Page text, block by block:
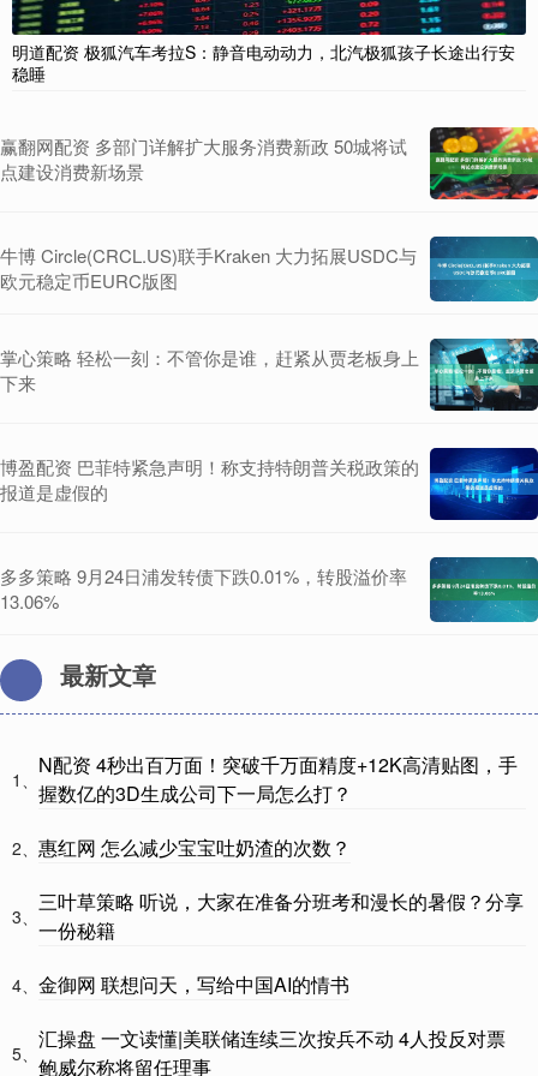
明道配资 极狐汽车考拉S：静音电动动力，北汽极狐孩子长途出行安
稳睡
赢翻网配资 多部门详解扩大服务消费新政 50城将试
点建设消费新场景
牛博 Circle(CRCL.US)联手Kraken 大力拓展USDC与
欧元稳定币EURC版图
掌心策略 轻松一刻：不管你是谁，赶紧从贾老板身上
下来
博盈配资 巴菲特紧急声明！称支持特朗普关税政策的
报道是虚假的
多多策略 9月24日浦发转债下跌0.01%，转股溢价率
13.06%
最新文章
1、
N配资 4秒出百万面！突破千万面精度+12K高清贴图，手
握数亿的3D生成公司下一局怎么打？
2、 惠红网 怎么减少宝宝吐奶渣的次数？
3、
三叶草策略 听说，大家在准备分班考和漫长的暑假？分享
一份秘籍
4、 金御网 联想问天，写给中国AI的情书
5、
汇操盘 一文读懂|美联储连续三次按兵不动 4人投反对票
鲍威尔称将留任理事